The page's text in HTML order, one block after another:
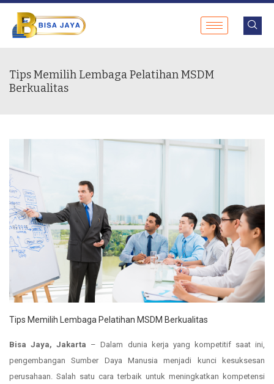
Tips Memilih Lembaga Pelatihan MSDM
Berkualitas
Tips Memilih Lembaga Pelatihan MSDM Berkualitas
Bisa Jaya, Jakarta – Dalam dunia kerja yang kompetitif saat ini,
pengembangan Sumber Daya Manusia menjadi kunci kesuksesan
perusahaan. Salah satu cara terbaik untuk meningkatkan kompetensi